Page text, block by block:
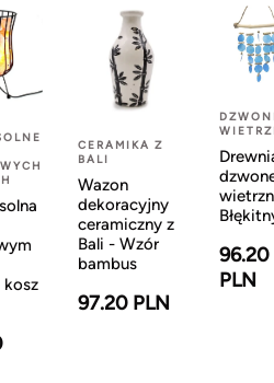
CERAMIKA Z
BALI
Wazon
dekoracyjny
ceramiczny z
Bali - Wzór
bambus
97.20 PLN
96.20
PLN